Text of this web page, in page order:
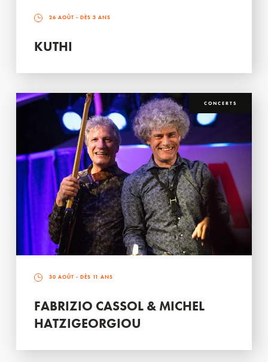
26 AOÛT - DÈS 3 ANS
KUTHI
CONCERTS
30 AOÛT - DÈS 11 ANS
FABRIZIO CASSOL & MICHEL
HATZIGEORGIOU